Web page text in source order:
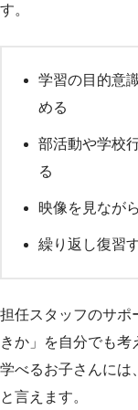
す。
学習の目的意
める
部活動や学校
る
映像を見なが
繰り返し復習
担任スタッフのサポ
きか」を自分でも考
学べるお子さんには
と言えます。